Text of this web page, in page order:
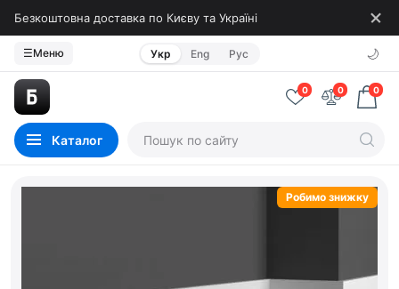
Безкоштовна доставка по Києву та Україні
☰Меню Укр Eng Рус 🌙
Каталог
0 0 0
Робимо знижку